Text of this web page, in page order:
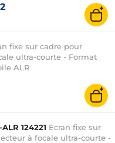
fixe sur cadre pour
ultra-courte - Format
ALR
124221 Ecran fixe sur
à focale ultra-courte -